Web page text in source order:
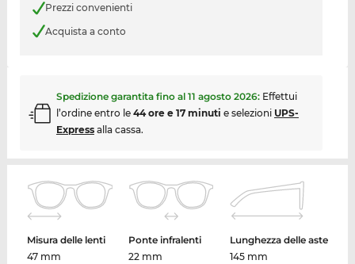
Prezzi convenienti
Acquista a conto
Spedizione garantita fino al 11 agosto 2026: Effettui
l’ordine entro le 44 ore e 17 minuti e selezioni UPS-
Expressalla cassa.
Misura delle lenti
47 mm
Ponte infralenti
22 mm
Lunghezza delle aste
145 mm